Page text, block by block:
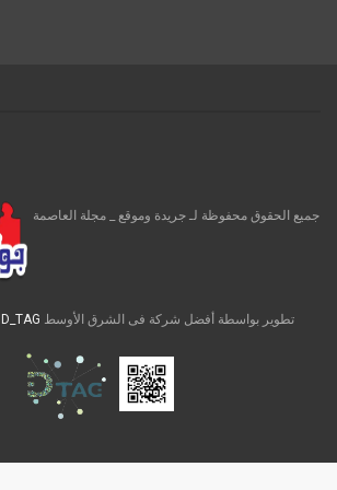
جميع الحقوق محفوظة لـ جريدة وموقع _ مجلة العاصمة
تطوير بواسطة أفضل شركة فى الشرق الأوسط MADE WITH D_TAG